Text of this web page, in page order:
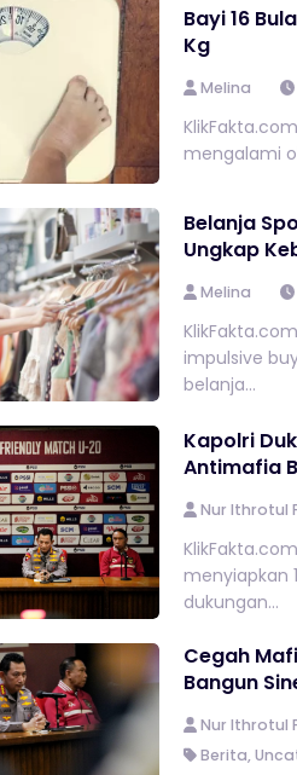
Bayi 16
Kg
Melina
mengalami
Belanja
Ungkap
Melina
impulsive
belanja...
Kapolri
Antimafia
Nur Ithrotul
menyiapkan
dukungan...
Cegah
Bangun
Nur Ithrotul
Berita,